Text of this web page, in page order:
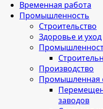
Временная работа
Промышленность
Строительство
Здоровье и уход
Производство
Промышленная
заводов